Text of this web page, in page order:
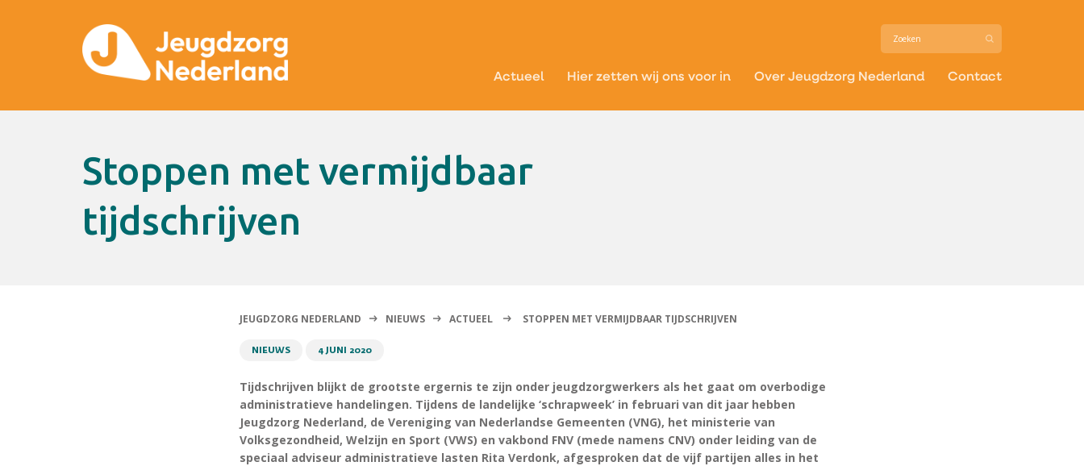
Actueel Hier zetten wij ons voor in Over Jeugdzorg Nederland Contact
Stoppen met vermijdbaar
tijdschrijven
JEUGDZORG NEDERLAND NIEUWS ACTUEEL STOPPEN MET VERMIJDBAAR TIJDSCHRIJVEN
NIEUWS 4 JUNI 2020
Tijdschrijven blijkt de grootste ergernis te zijn onder jeugdzorgwerkers als het gaat om overbodige
administratieve handelingen. Tijdens de landelijke ‘schrapweek’ in februari van dit jaar hebben
Jeugdzorg Nederland, de Vereniging van Nederlandse Gemeenten (VNG), het ministerie van
Volksgezondheid, Welzijn en Sport (VWS) en vakbond FNV (mede namens CNV) onder leiding van de
speciaal adviseur administratieve lasten Rita Verdonk, afgesproken dat de vijf partijen alles in het